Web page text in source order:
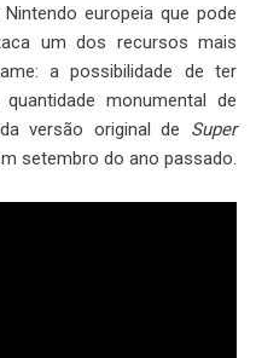
europeia que pode
um dos recursos mais
a possibilidade de ter
monumental de
versão original de Super
setembro do ano passado.